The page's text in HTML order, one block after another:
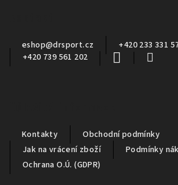
eshop@drsport.cz
+420 233 331
+420 739 561 202
Kontakty
Obchodní podmínky
Jak na vrácení zboží
Podmínky
Ochrana O.Ú. (GDPR)